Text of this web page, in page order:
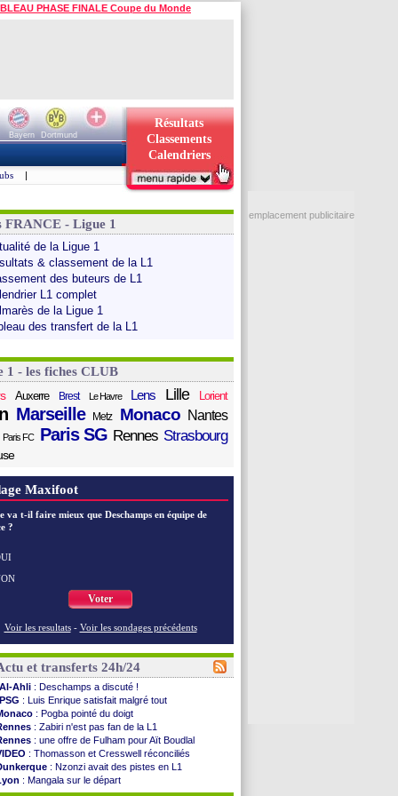
PHASE FINALE Coupe du Monde
Bayern
Dortmund
Résultats
Classements
Calendriers
|
FRANCE - Ligue 1
de la Ligue 1
& classement de la L1
des buteurs de L1
L1 complet
de la Ligue 1
des transfert de la L1
1 - les fiches CLUB
Auxerre Brest Le Havre Lens Lille Lorient
Marseille Metz Monaco Nantes
Paris FC Paris SG Rennes Strasbourg
Maxifoot
va t-il faire mieux que Deschamps en équipe de
?
Voter
Voir les resultats - Voir les sondages précédents
et transferts 24h/24
Al-Ahli : Deschamps a discuté !
PSG : Luis Enrique satisfait malgré tout
: Pogba pointé du doigt
: Zabiri n'est pas fan de la L1
: une offre de Fulham pour Aït Boudlal
: Thomasson et Cresswell réconciliés
: Nzonzi avait des pistes en L1
: Mangala sur le départ
: Arsenal s'incline face au Real Betis
emplacement publicitaire